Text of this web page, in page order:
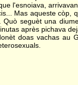
l'esnoiava,
Mas aqueste còp,
seguèt una
après pichava
doas vachas au